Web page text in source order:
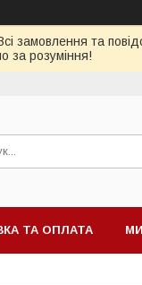
та
за розуміння!
ТА ОПЛАТА